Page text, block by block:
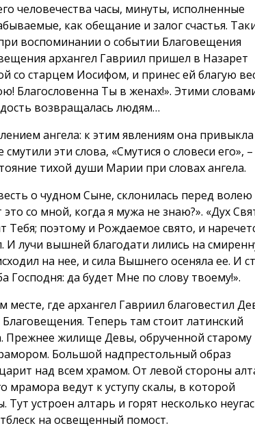
человечества часы, минуты, исполненные
как обещание и залог счастья.
воспоминании о событии Благовещения
архангел Гавриил пришел в Назарет
со старцем Иосифом, и принес ей благую
Благословенна Ты в женах!». Этими
возвращалась людям…
ангела: к этим явлениям она привыкла
эти слова, «Смутися о словеси его»,
тихой души Марии при словах ангела.
о чудном Сыне, склонилась перед волею
со мной, когда я мужа не знаю?». «Дух
Тебя; поэтому и Рождаемое свято, и
лучи вышней благодати лились на
на нее, и сила Вышнего осеняла ее. И
Господня: да будет Мне по слову твоему!».
где архангел Гавриил благовестил
Теперь там стоит латинский
Прежнее жилище Девы, обрученной старому
Большой надпрестольный образ
над всем храмом. От левой стороны
мрамора ведут к уступу скалы, в которой
устроен алтарь и горят несколько
на освещенный помост.